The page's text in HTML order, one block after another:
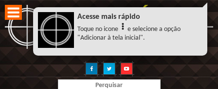
Acesse mais rápido
Toque no icone
e selecione a opção
"Adicionar à tela inicial".